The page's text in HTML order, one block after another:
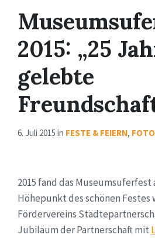
2015: „25
gelebte
6. Juli 2015 in FESTE & FEIERN,
2015 fand das Museumsuferfest
Höhepunkt des schönen Festes
Fördervereins
Jubiläum der Partnerschaft mit